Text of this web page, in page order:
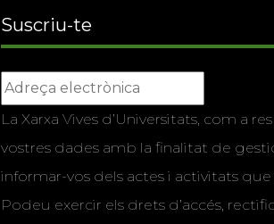
Suscriu-te
La Xarxa Vives d’Universitats, com a
vostres dades amb la finalitat de
informar-vos dels actes i activitats que
Podeu exercir els drets d’accés,